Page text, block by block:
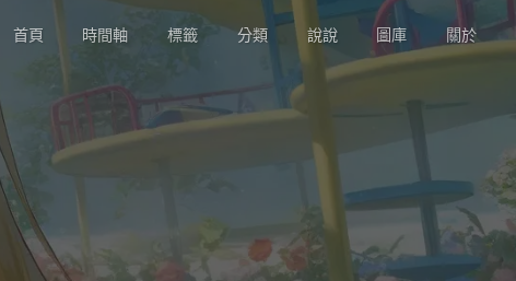
首頁 時間軸 標籤 分類 說說 圖庫 關於